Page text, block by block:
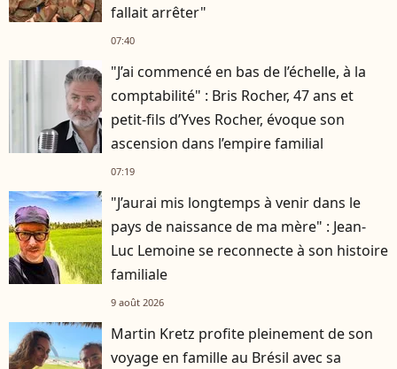
fallait arrêter"
07:40
"J’ai commencé en bas de l’échelle, à la
comptabilité" : Bris Rocher, 47 ans et
petit-fils d’Yves Rocher, évoque son
ascension dans l’empire familial
07:19
"J’aurai mis longtemps à venir dans le
pays de naissance de ma mère" : Jean-
Luc Lemoine se reconnecte à son histoire
familiale
9 août 2026
Martin Kretz profite pleinement de son
voyage en famille au Brésil avec sa